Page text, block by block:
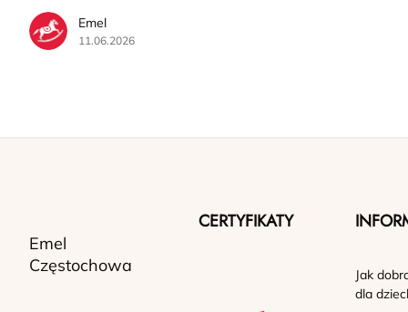
Emel
11.06.2026
Emel
Częstochowa
CERTYFIKATY
Jak
dla